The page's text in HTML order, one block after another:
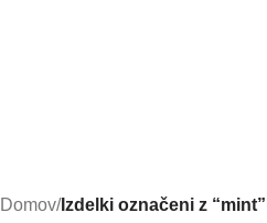
Domov/Izdelki označeni z “mint”